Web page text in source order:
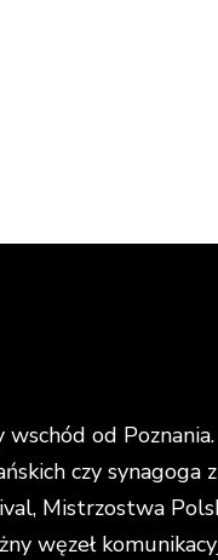
od
czy synagoga
Mistrzostwa
węzeł